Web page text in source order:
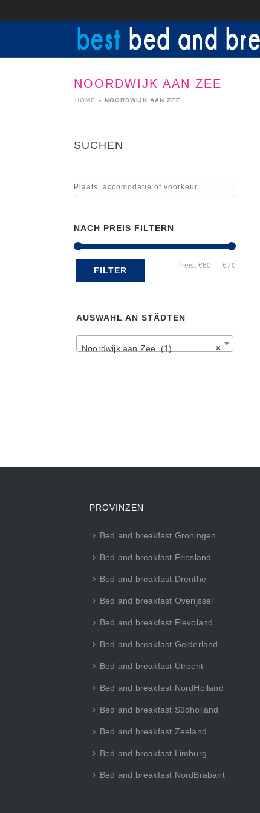
NOORDWIJK AAN ZEE
HOME » NOORDWIJK AAN ZEE
SUCHEN
NACH PREIS FILTERN
Min.
Max.
FILTER Preis: €60 —€70
AUSWAHL AN STÄDTEN
×
Noordwijk aan Zee (1)
PROVINZEN
Bed and breakfast Groningen
Bed and breakfast Friesland
Bed and breakfast Drenthe
Bed and breakfast Overijssel
Bed and breakfast Flevoland
Bed and breakfast Gelderland
Bed and breakfast Utrecht
Bed and breakfast NordHolland
Bed and breakfast Südholland
Bed and breakfast Zeeland
Bed and breakfast Limburg
Bed and breakfast NordBrabant